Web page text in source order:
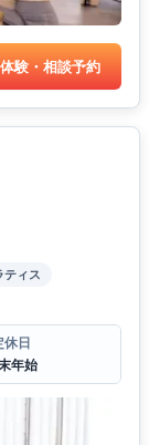
体験・相談予約
ティス
休日
年始